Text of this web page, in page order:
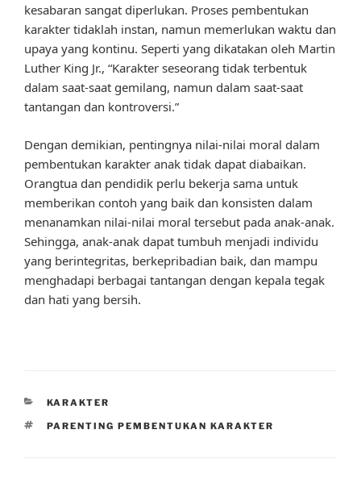
kesabaran sangat diperlukan. Proses pembentukan
karakter tidaklah instan, namun memerlukan waktu dan
upaya yang kontinu. Seperti yang dikatakan oleh Martin
Luther King Jr., “Karakter seseorang tidak terbentuk
dalam saat-saat gemilang, namun dalam saat-saat
tantangan dan kontroversi.”
Dengan demikian, pentingnya nilai-nilai moral dalam
pembentukan karakter anak tidak dapat diabaikan.
Orangtua dan pendidik perlu bekerja sama untuk
memberikan contoh yang baik dan konsisten dalam
menanamkan nilai-nilai moral tersebut pada anak-anak.
Sehingga, anak-anak dapat tumbuh menjadi individu
yang berintegritas, berkepribadian baik, dan mampu
menghadapi berbagai tantangan dengan kepala tegak
dan hati yang bersih.
CATEGORIES
KARAKTER
TAGS
PARENTING PEMBENTUKAN KARAKTER